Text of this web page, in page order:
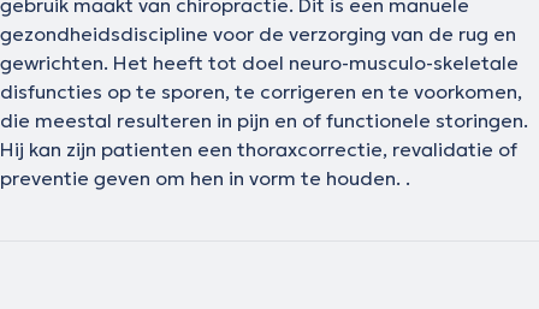
gezondheidsdiscipline voor de verzorging van de rug en
gewrichten. Het heeft tot doel neuro-musculo-skeletale
disfuncties op te sporen, te corrigeren en te voorkomen,
die meestal resulteren in pijn en of functionele storingen.
Hij kan zijn patienten een thoraxcorrectie, revalidatie of
preventie geven om hen in vorm te houden. .